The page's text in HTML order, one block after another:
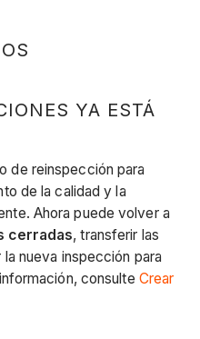
YA ESTÁ
de reinspección para
de la calidad y la
Ahora puede volver a
cerradas, transferir las
nueva inspección para
consulte Crear